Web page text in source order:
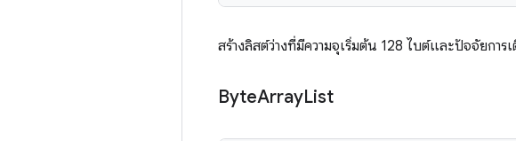
สร้างลิสต์ว่างที่มีความจุเริ่มต้น 128 ไบต์และปัจจัยการ
ByteArrayList